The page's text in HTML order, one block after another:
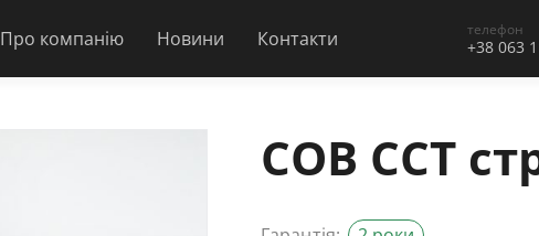
Про компанію Новини Контакти телефон
+38 063
COB CCT